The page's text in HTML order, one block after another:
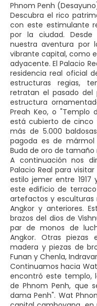
Phnom Penh
Descubra el rico
con este estimulante
por la ciudad. Desde
nuestra aventura por
vibrante capital, como
adyacente. El Palacio
residencia real oficial
estructuras regias,
retratan el pasado del
estructura
Preah Keo, o "Templo
está cubierto de cinco
más de 5.000
pagoda es de
Buda de oro de
A continuación nos
Palacio Real para
estilo jemer entre
este edificio de
artefactos y
Angkor y anteriores.
brazos del dios de
par de monos de
Angkor. Otras piezas
madera y piezas de
Funan y Chenla,
Continuamos hacia
encontró este templo,
de Phnom Penh, que
dama Penh". Wat